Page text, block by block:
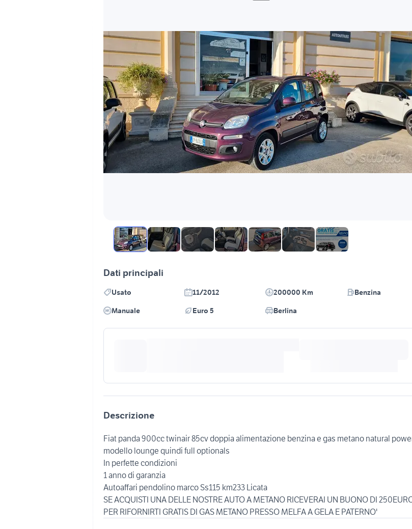
Dati principali
Usato 11/2012 200000 Km
Benzina
Manuale
Euro 5 Berlina
Descrizione
Fiat panda 900cc twinair 85cv doppia alimentazione benzina e gas metano natural
modello lounge quindi full optionals
In perfette condizioni
1 anno di garanzia
Autoaffari pendolino marco Ss115 km233 Licata
SE ACQUISTI UNA DELLE NOSTRE AUTO A METANO RICEVERAI UN BUONO DI